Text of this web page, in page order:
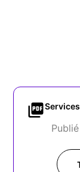
Services